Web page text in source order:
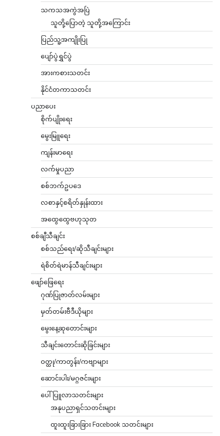
သကသအကွဲအပြဲ
သူတို့ပြောတဲ့ သူတို့အကြောင်း
ပြည်သူ့အကျိုးပြု
ပျော်ပွဲရွှင်ပွဲ
အားကစားသတင်း
နိုင်ငံတကာသတင်း
ပညာပေး
စိုက်ပျိုးရေး
မွေးမြူရေး
ကျန်းမာရေး
လက်မှုပညာ
စစ်ဘက်ဥပဒေ
လစာနှင့်စရိတ်နှုန်းထား
အထွေထွေဗဟုသုတ
စစ်ချီသီချင်း
စစ်သည်ရေး/ဆိုသီချင်းများ
ရဲစိတ်ရဲမာန်သီချင်းများ
ဖျော်ဖြေရေး
ဂုဏ်ပြုဇာတ်လမ်းများ
မှတ်တမ်းဗီဒီယိုများ
မွေးနေ့ဆုတောင်းများ
သီချင်းတောင်းဆိုခြင်းများ
ဝတ္ထု/ကာတွန်း/ကဗျာများ
ဆောင်းပါး/မဂ္ဂဇင်းများ
ပေါ်ပြူလာသတင်းများ
အနုပညာရှင်သတင်းများ
ထူးထူးခြားခြား Facebook သတင်းများ